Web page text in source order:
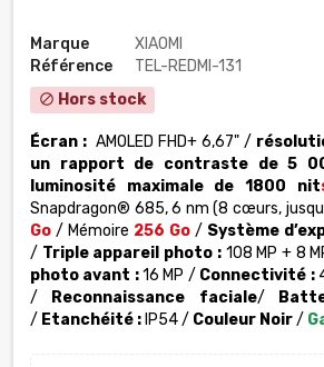
Marque
XIAOMI
Référence
TEL-REDMI-131
block Hors stock
Écran : AMOLED FHD+ 6,67" /
un rapport de contraste de 5
luminosité maximale de 1800 nit
Snapdragon® 685, 6 nm(8 cœurs,
Go / Mémoire 256 Go / Système
/ Triple appareil photo :108 MP + 8
photo avant :16 MP / Connectivité :
/
Reconnaissance faciale/
/ Etanchéité : IP54 / Couleur Noir/